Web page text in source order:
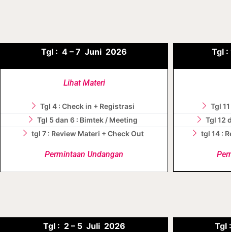
Tgl : 4 – 7 Juni 2026
Lihat Materi
Tgl 4 : Check in + Registrasi
Tgl 5 dan 6 : Bimtek / Meeting
tgl 7 : Review Materi + Check Out
Permintaan Undangan
Tgl :
Tgl
Tgl 12
tgl 14 :
Tgl : 2 – 5 Juli 2026 Tgl :